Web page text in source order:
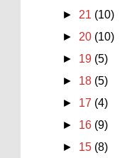
► 21 (10)
► 20 (10)
► 19 (5)
► 18 (5)
► 17 (4)
► 16 (9)
► 15 (8)